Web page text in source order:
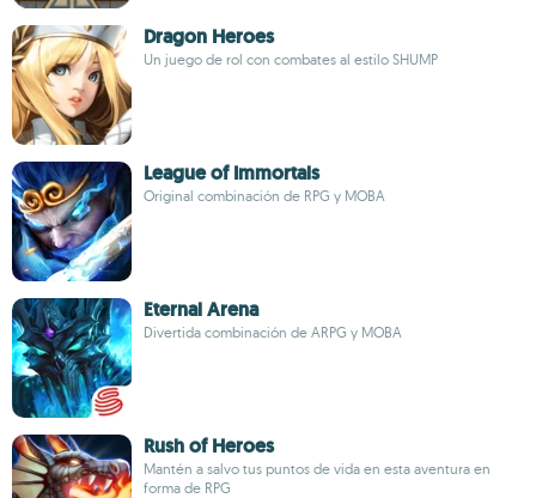
Dragon Heroes
Un juego de rol con combates al estilo SHUMP
League of Immortals
Original combinación de RPG y MOBA
Eternal Arena
Divertida combinación de ARPG y MOBA
Rush of Heroes
Mantén a salvo tus puntos de vida en esta aventura en
forma de RPG